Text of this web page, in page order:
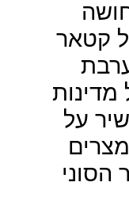
קטאר
מדינות
על
הסוני